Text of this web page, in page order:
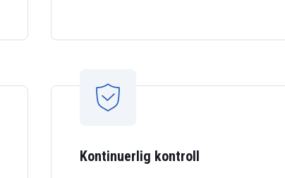
Kontinuerlig kontroll